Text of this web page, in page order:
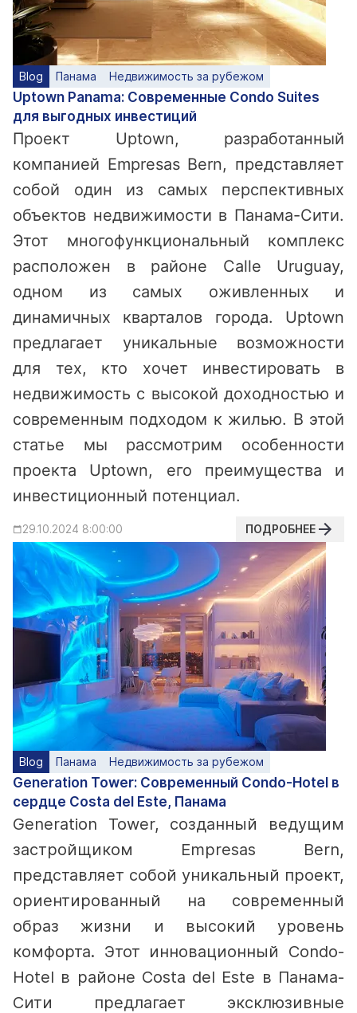
Blog Панама Недвижимость за рубежом
Uptown Panama: Современные Condo Suites
для выгодных инвестиций
Проект Uptown, разработанный
компанией Empresas Bern, представляет
собой один из самых перспективных
объектов недвижимости в Панама-Сити.
Этот многофункциональный комплекс
расположен в районе Calle Uruguay,
одном из самых оживленных и
динамичных кварталов города. Uptown
предлагает уникальные возможности
для тех, кто хочет инвестировать в
недвижимость с высокой доходностью и
современным подходом к жилью. В этой
статье мы рассмотрим особенности
проекта Uptown, его преимущества и
инвестиционный потенциал.
29.10.2024 8:00:00 ПОДРОБНЕЕ
Blog Панама Недвижимость за рубежом
Generation Tower: Современный Condo-Hotel в
сердце Costa del Este, Панама
Generation Tower, созданный ведущим
застройщиком Empresas Bern,
представляет собой уникальный проект,
ориентированный на современный
образ жизни и высокий уровень
комфорта. Этот инновационный Condo-
Hotel в районе Costa del Este в Панама-
Сити предлагает эксклюзивные